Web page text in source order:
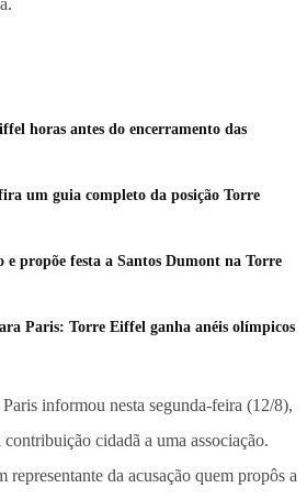
horas antes do encerramento das
um guia completo da posição Torre
propõe festa a Santos Dumont na Torre
Paris: Torre Eiffel ganha anéis olímpicos
Paris informou nesta segunda-feira (12/8),
cidadã a uma associação.
da acusação quem propôs a